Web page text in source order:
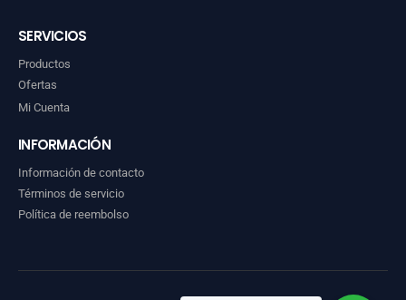
SERVICIOS
Productos
Ofertas
Mi Cuenta
INFORMACIÓN
Información de contacto
Términos de servicio
Política de reembolso